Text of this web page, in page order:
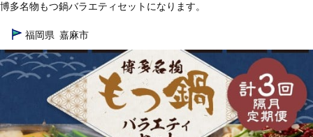
TOP 肉 博多名物もつ鍋バラエティセット【隔月定期便（計3回発
TOP 肉
TOP 肉 牛肉 ほかの牛肉 博多名物もつ鍋バラエティ
加工食品 博多名物もつ鍋バラエティセット【隔月定期便（
加工食品 鍋 博多名物もつ鍋バラエティセット【隔月
博多名物もつ鍋バラエティセットになります。
福岡県 嘉麻市